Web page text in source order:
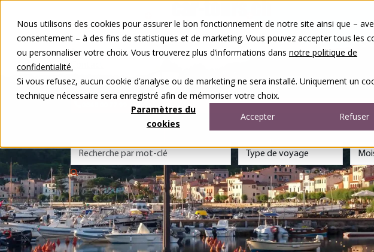
Nous utilisons des cookies pour assurer le bon fonctionnement de notre site ainsi que –
consentement – à des fins de statistiques et de marketing. Vous pouvez accepter tous les
ou personnaliser votre choix. Vous trouverez plus d’informations dans notre politique de
confidentialité.
Si vous refusez, aucun cookie d’analyse ou de marketing ne sera installé. Uniquement un
technique nécessaire sera enregistré afin de mémoriser votre choix.
Paramètres du
cookies
Accepter Refuser
Nos voyages
Autour du voyage
A notre sujet
Concours
FR